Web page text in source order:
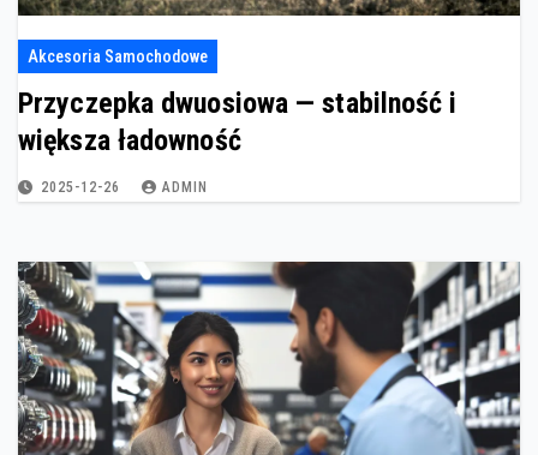
Akcesoria Samochodowe
Przyczepka dwuosiowa — stabilność i
większa ładowność
2025-12-26 ADMIN